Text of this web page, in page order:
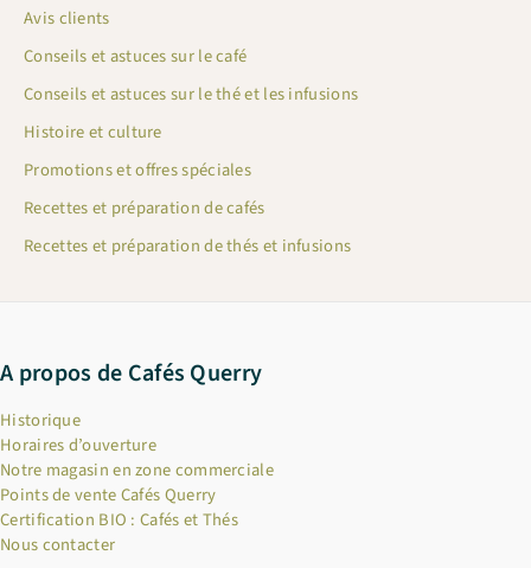
Avis clients
Conseils et astuces sur le café
Conseils et astuces sur le thé et les infusions
Histoire et culture
Promotions et offres spéciales
Recettes et préparation de cafés
Recettes et préparation de thés et infusions
A propos de Cafés Querry
Historique
Horaires d’ouverture
Notre magasin en zone commerciale
Points de vente Cafés Querry
Certification BIO : Cafés et Thés
Nous contacter